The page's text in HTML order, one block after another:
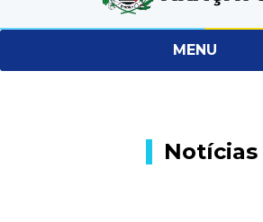
MENU
Notícias